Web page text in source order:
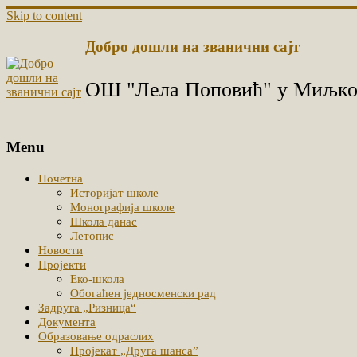
Skip to content
Добро дошли на званични сајт
ОШ "Лела Поповић" у
Menu
Почетна
Историјат школе
Монографија школе
Школа данас
Летопис
Новости
Пројекти
Еко-школа
Обогаћен једносменски рад
Задруга „Ризница“
Документа
Образовање одраслих
Пројекат „Друга шанса”